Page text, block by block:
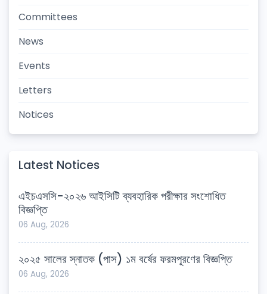
Committees
News
Events
Letters
Notices
Latest Notices
এইচএসসি-২০২৬ আইসিটি ব্যবহারিক পরীক্ষার সংশোধিত
বিজ্ঞপ্তি
06 Aug, 2026
২০২৫ সালের স্নাতক (পাস) ১ম বর্ষের ফরমপূরণের বিজ্ঞপ্তি
06 Aug, 2026